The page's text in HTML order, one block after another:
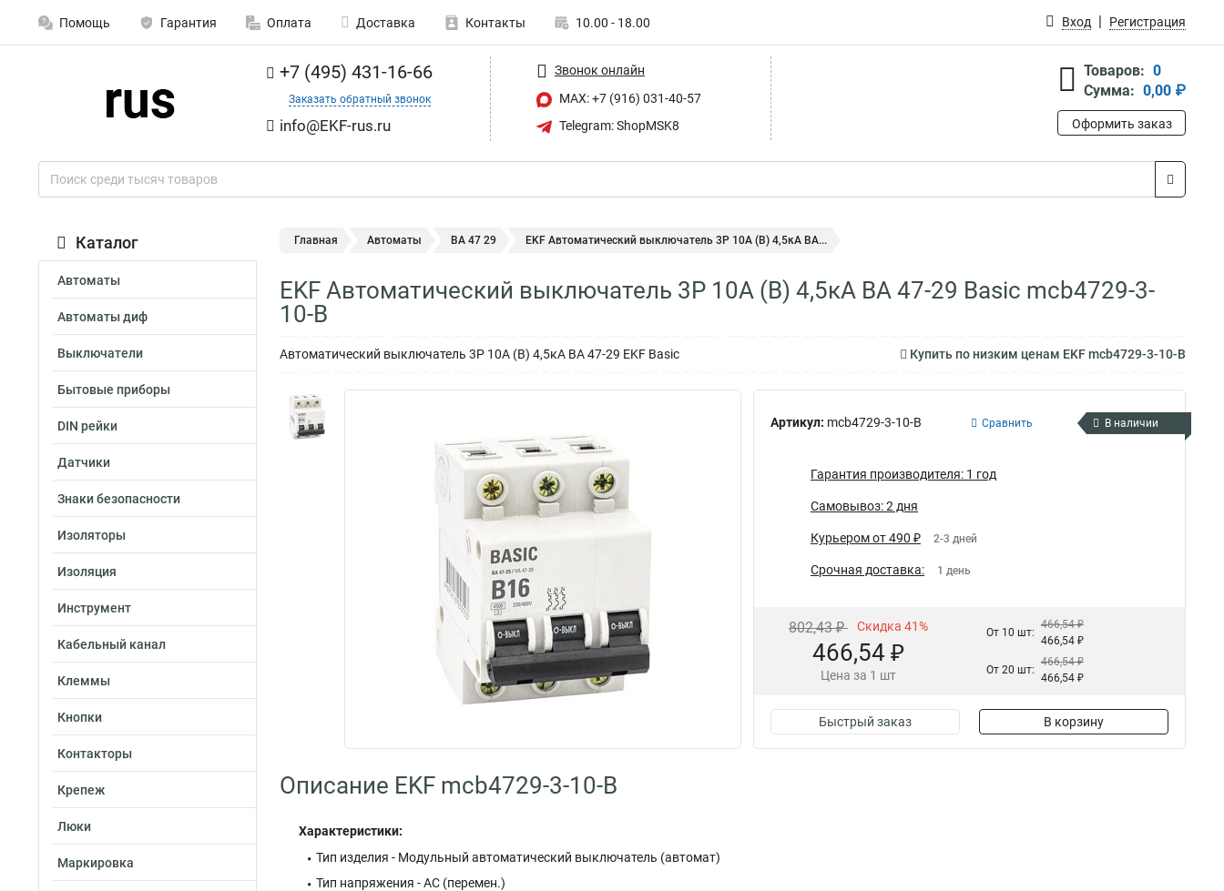
Помощь Гарантия Оплата Доставка Контакты 10.00 - 18.00 Вход Регистрация
+7 (495) 431-16-66
Заказать обратный звонок
info@EKF-rus.ru
Звонок онлайн
MAX: +7 (916) 031-40-57
Telegram: ShopMSK8
Товаров: 0
Сумма: 0,00 ₽
Оформить заказ
Каталог
Автоматы
Автоматы диф
Выключатели
Бытовые приборы
DIN рейки
Датчики
Знаки безопасности
Изоляторы
Изоляция
Инструмент
Кабельный канал
Клеммы
Кнопки
Контакторы
Крепеж
Люки
Маркировка
Главная Автоматы ВА 47 29 EKF Автоматический выключатель 3P 10А (B) 4,5кА ВА...
EKF Автоматический выключатель 3P 10А (B) 4,5кА ВА 47-29 Basic mcb4729-3-
10-B
Автоматический выключатель 3P 10А (B) 4,5кА ВА 47-29 EKF Basic Купить по низким ценам EKF mcb4729-3-10-B
Артикул: mcb4729-3-10-B Сравнить В наличии
Гарантия производителя: 1 год
Самовывоз: 2 дня
Курьером от 490 ₽ 2-3 дней
Срочная доставка: 1 день
802,43 ₽ Скидка 41%
466,54 ₽
Цена за 1 шт
От 10 шт:
466,54 ₽
466,54 ₽
От 20 шт:
466,54 ₽
466,54 ₽
Быстрый заказ В корзину
Описание EKF mcb4729-3-10-B
Характеристики:
Тип изделия - Модульный автоматический выключатель (автомат)
Тип напряжения - AC (перемен.)